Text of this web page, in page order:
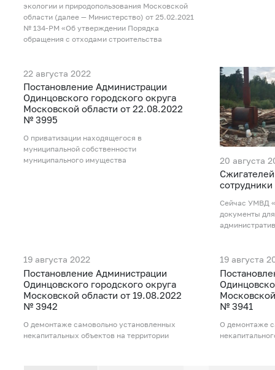
экологии и природопользования Московской
области (далее — Министерство) от 25.02.2021
№ 134-РМ «Об утверждении Порядка
обращения с отходами строительства
22 августа 2022
Постановление Администрации
Одинцовского городского округа
Московской области от 22.08.2022
№ 3995
О приватизации находящегося в
муниципальной собственности
муниципального имущества
20 августа
Сейчас УМВД
документы
19 августа 2022
Постановление Администрации
Одинцовского городского округа
Московской области от 19.08.2022
№ 3942
О демонтаже самовольно установленных
некапитальных объектов на территории
19 августа
№ 3941
О демонтаже